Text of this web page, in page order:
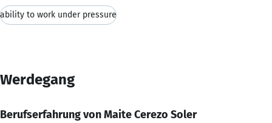
ability to work under pressure
Werdegang
Berufserfahrung von Maite Cerezo Soler